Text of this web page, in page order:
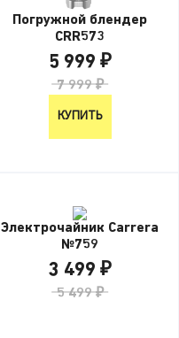
Погружной блендер
CRR573
5 999 ₽
7 999 ₽
КУПИТЬ
Электрочайник Carrera
№759
3 499 ₽
5 499 ₽